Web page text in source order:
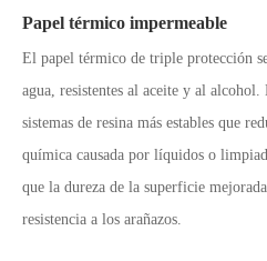
Papel térmico impermeable
El papel térmico de triple protección
agua, resistentes al aceite y al
sistemas de resina más estables que
química causada por líquidos o
que la dureza de la superficie
resistencia a los arañazos.